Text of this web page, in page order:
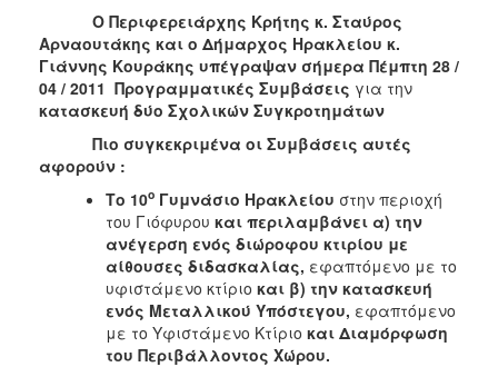
2015
2013
2012
2011
2010
2006
Ο Περιφερειάρχης Κρήτης κ. Σταύρος
Αρναουτάκης και ο Δήμαρχος Ηρακλείου κ.
Γιάννης Κουράκης υπέγραψαν σήμερα Πέμπτη 28 /
04 / 2011 Προγραμματικές Συμβάσεις για την
κατασκευή δύο Σχολικών Συγκροτημάτων
Πιο συγκεκριμένα οι Συμβάσεις αυτές
αφορούν :
Το 10ο Γυμνάσιο Ηρακλείου στην περιοχή
του Γιόφυρου και περιλαμβάνει α) την
ανέγερση ενός διώροφου κτιρίου με
αίθουσες διδασκαλίας, εφαπτόμενο με το
υφιστάμενο κτίριο και β) την κατασκευή
ενός Μεταλλικού Υπόστεγου, εφαπτόμενο
με το Υφιστάμενο Κτίριο και Διαμόρφωση
του Περιβάλλοντος Χώρου.